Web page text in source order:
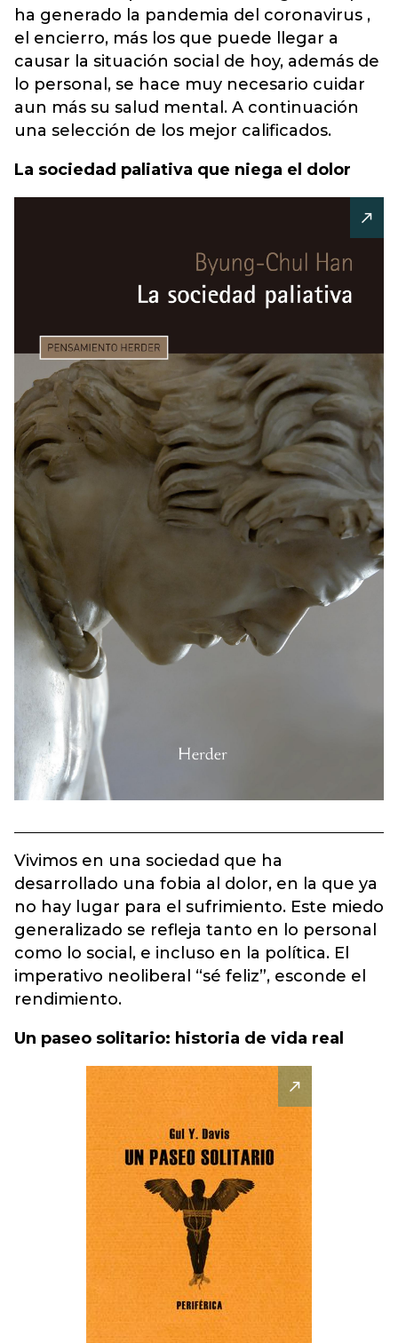
ha generado la pandemia del coronavirus ,
el encierro, más los que puede llegar a
causar la situación social de hoy, además de
lo personal, se hace muy necesario cuidar
aun más su salud mental. A continuación
una selección de los mejor calificados.
La sociedad paliativa que niega el dolor
Vivimos en una sociedad que ha
desarrollado una fobia al dolor, en la que ya
no hay lugar para el sufrimiento. Este miedo
generalizado se refleja tanto en lo personal
como lo social, e incluso en la política. El
imperativo neoliberal “sé feliz”, esconde el
rendimiento.
Un paseo solitario: historia de vida real